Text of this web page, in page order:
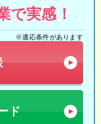
で実感！
※適応条件があります
ド